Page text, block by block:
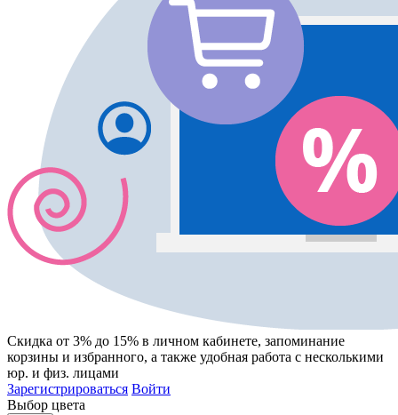
Скидка от 3% до 15% в личном кабинете, запоминание
корзины и избранного, а также удобная работа с несколькими
юр. и физ. лицами
Зарегистрироваться Войти
Выбор цвета